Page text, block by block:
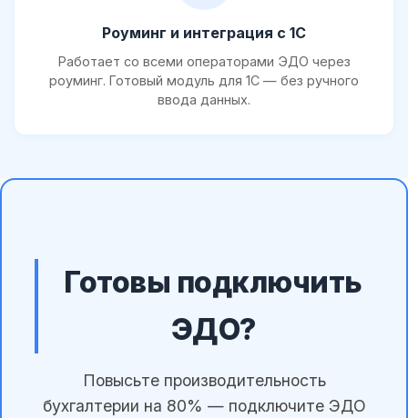
Роуминг и интеграция с 1С
Работает со всеми операторами ЭДО через
роуминг. Готовый модуль для 1С — без ручного
ввода данных.
Готовы подключить
ЭДО?
Повысьте производительность
бухгалтерии на 80% — подключите ЭДО